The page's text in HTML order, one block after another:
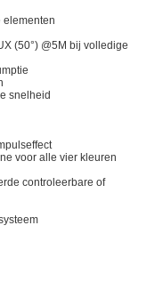
elementen
(50°) @5M bij volledige
snelheid
voor alle vier kleuren
controleerbare of